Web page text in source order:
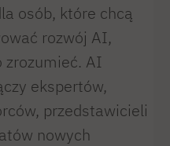
osób, które chcą
rozwój AI,
zrozumieć. AI
ekspertów,
przedstawicieli
nowych